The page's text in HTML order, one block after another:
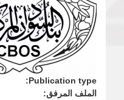
Publication type:
الملف المرفق: